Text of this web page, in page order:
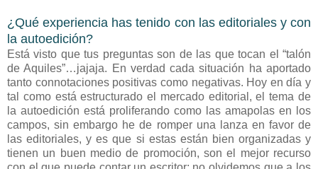
¿Qué experiencia has tenido con las editoriales y con
la autoedición?
Está visto que tus preguntas son de las que tocan el “talón
de Aquiles”…jajaja. En verdad cada situación ha aportado
tanto connotaciones positivas como negativas. Hoy en día y
tal como está estructurado el mercado editorial, el tema de
la autoedición está proliferando como las amapolas en los
campos, sin embargo he de romper una lanza en favor de
las editoriales, y es que si estas están bien organizadas y
tienen un buen medio de promoción, son el mejor recurso